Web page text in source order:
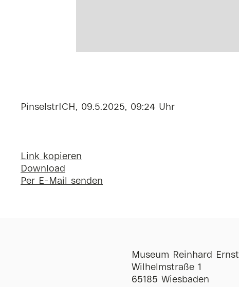
PinselstrICH, 09.5.2025, 09:24 Uhr
Link kopieren
Download
Per E-Mail senden
Museum Reinhard Ernst
Wilhelmstraße 1
65185 Wiesbaden